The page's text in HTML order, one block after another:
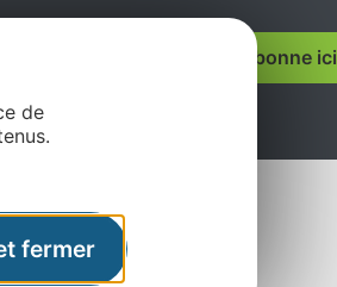
de
fermer
Je m'abonne ici